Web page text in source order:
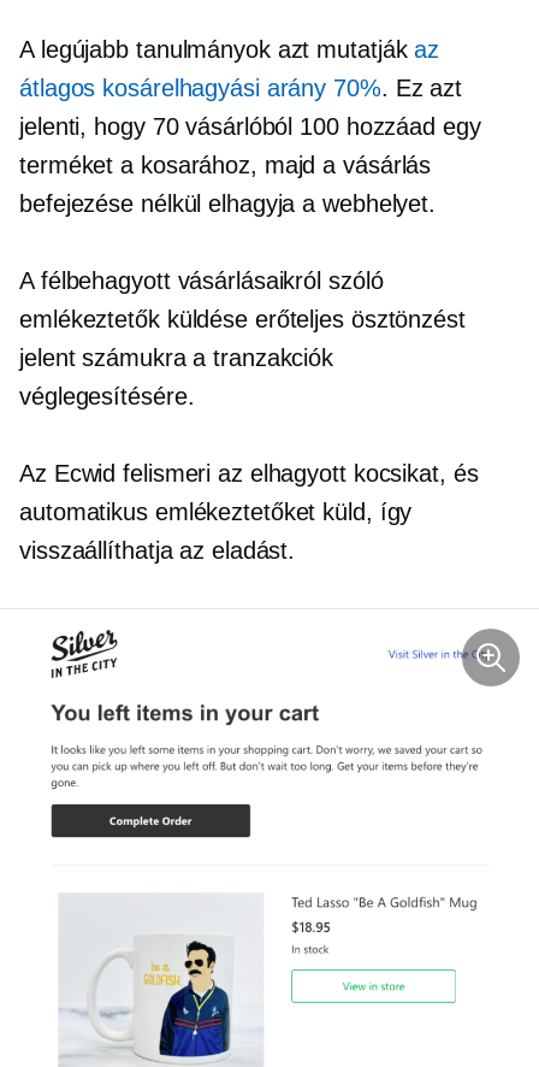
A legújabb tanulmányok azt mutatjákaz
átlagos kosárelhagyási arány 70%. Ez azt
jelenti, hogy 70 vásárlóból 100 hozzáad egy
terméket a kosarához, majd a vásárlás
befejezése nélkül elhagyja a webhelyet.
A félbehagyott vásárlásaikról szóló
emlékeztetők küldése erőteljes ösztönzést
jelent számukra a tranzakciók
véglegesítésére.
Az Ecwid felismeri az elhagyott kocsikat, és
automatikus emlékeztetőket küld, így
visszaállíthatja az eladást.